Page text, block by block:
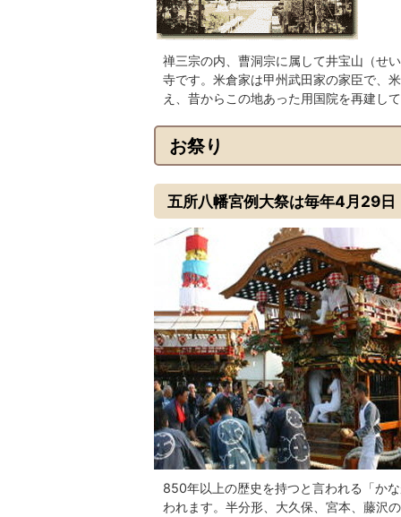
禅三宗の内、曹洞宗に属して井宝山（せ
寺です。米倉家は甲州武田家の家臣で、
え、昔からこの地あった用国院を再建し
お祭り
五所八幡宮例大祭は毎年4月29日
850年以上の歴史を持つと言われる「か
われます。半分形、大久保、宮本、藤沢